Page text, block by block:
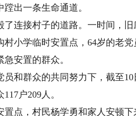
出一条生命通道。
接村子的道路。一时间，旧
村小学临时安置点，64岁的老
安置的群众。
群众的共同努力下，截至10
户209人。
，村民杨学勇和家人安顿下